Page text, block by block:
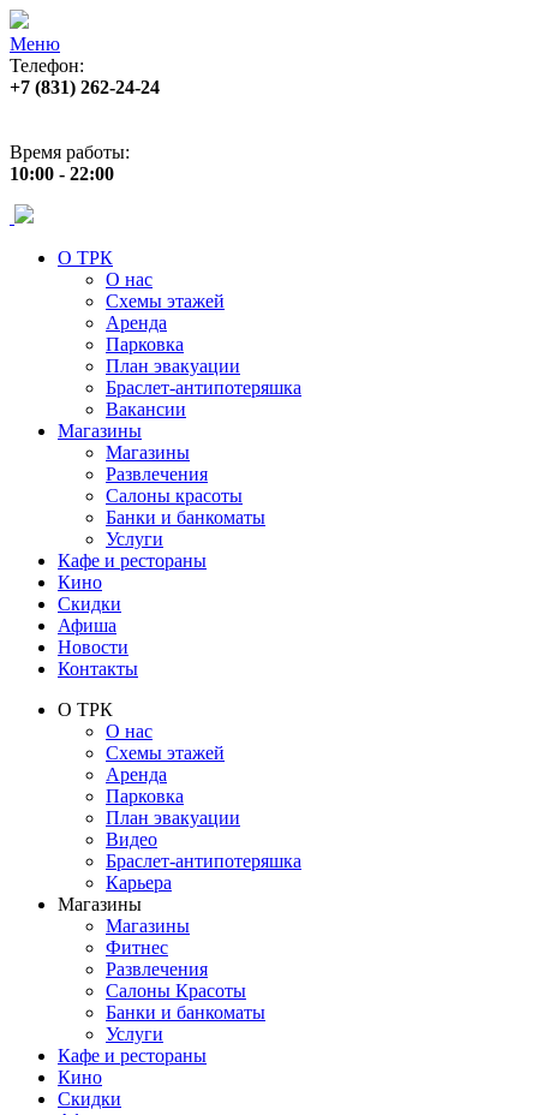
Меню
Телефон:
+7 (831) 262-24-24
Время работы:
10:00 - 22:00
О ТРК
О нас
Схемы этажей
Аренда
Парковка
План эвакуации
Браслет-антипотеряшка
Вакансии
Магазины
Магазины
Развлечения
Салоны красоты
Банки и банкоматы
Услуги
Кафе и рестораны
Кино
Скидки
Афиша
Новости
Контакты
О ТРК
О нас
Схемы этажей
Аренда
Парковка
План эвакуации
Видео
Браслет-антипотеряшка
Карьера
Магазины
Магазины
Фитнес
Развлечения
Салоны Красоты
Банки и банкоматы
Услуги
Кафе и рестораны
Кино
Скидки